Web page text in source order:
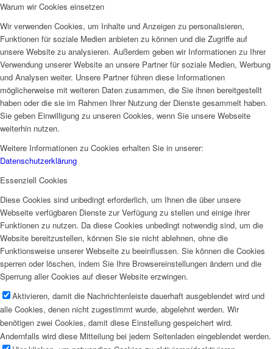
Warum wir Cookies einsetzen
Wir verwenden Cookies, um Inhalte und Anzeigen zu personalisieren,
Funktionen für soziale Medien anbieten zu können und die Zugriffe auf
unsere Website zu analysieren. Außerdem geben wir Informationen zu Ihrer
Verwendung unserer Website an unsere Partner für soziale Medien, Werbung
und Analysen weiter. Unsere Partner führen diese Informationen
möglicherweise mit weiteren Daten zusammen, die Sie ihnen bereitgestellt
haben oder die sie im Rahmen Ihrer Nutzung der Dienste gesammelt haben.
Sie geben Einwilligung zu unseren Cookies, wenn Sie unsere Webseite
weiterhin nutzen.
Weitere Informationen zu Cookies erhalten Sie in unserer:
Datenschutzerklärung
Essenziell Cookies
Diese Cookies sind unbedingt erforderlich, um Ihnen die über unsere
Webseite verfügbaren Dienste zur Verfügung zu stellen und einige ihrer
Funktionen zu nutzen. Da diese Cookies unbedingt notwendig sind, um die
Website bereitzustellen, können Sie sie nicht ablehnen, ohne die
Funktionsweise unserer Webseite zu beeinflussen. Sie können die Cookies
sperren oder löschen, indem Sie Ihre Browsereinstellungen ändern und die
Sperrung aller Cookies auf dieser Website erzwingen.
Aktivieren, damit die Nachrichtenleiste dauerhaft ausgeblendet wird und
alle Cookies, denen nicht zugestimmt wurde, abgelehnt werden. Wir
benötigen zwei Cookies, damit diese Einstellung gespeichert wird.
Andernfalls wird diese Mitteilung bei jedem Seitenladen eingeblendet werden.